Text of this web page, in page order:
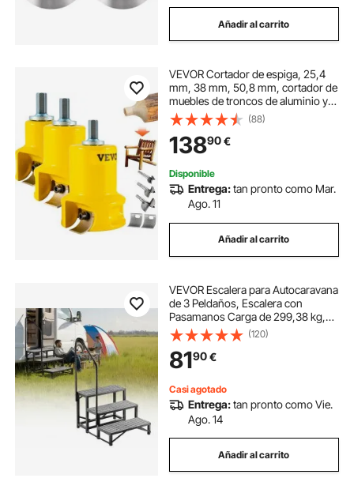
Añadir al carrito
VEVOR Cortador de espiga, 25,4
mm, 38 mm, 50,8 mm, cortador de
muebles de troncos de aluminio y
acero de primera calidad, con
cuchillas curvas dobles y tornillos
de botón, kit maestro par
(88)
13890€
Disponible
Entrega:tan pronto como Mar.
Ago. 11
Añadir al carrito
VEVOR Escalera para Autocaravana
de 3 Peldaños, Escalera con
Pasamanos Carga de 299,38 kg,
con Alfombrilla Antideslizante, para
Personas Mayores y Mascotas,
Portátil para Jacuzzi, Caravana,
Porche
(120)
8190€
Casi agotado
Entrega:tan pronto como Vie.
Ago. 14
Añadir al carrito